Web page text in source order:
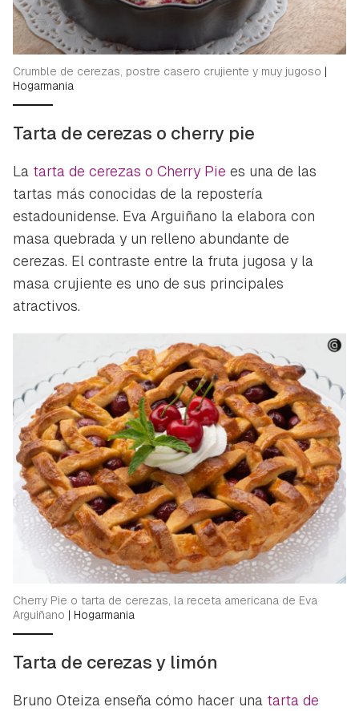
Crumble de cerezas, postre casero crujiente y muy jugoso |
Hogarmania
Tarta de cerezas o cherry pie
La tarta de cerezas o Cherry Pie es una de las
tartas más conocidas de la repostería
estadounidense. Eva Arguiñano la elabora con
masa quebrada y un relleno abundante de
cerezas. El contraste entre la fruta jugosa y la
masa crujiente es uno de sus principales
atractivos.
Cherry Pie o tarta de cerezas, la receta americana de Eva
Arguiñano | Hogarmania
Tarta de cerezas y limón
Bruno Oteiza enseña cómo hacer una tarta de